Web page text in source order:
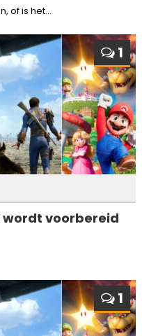
of is het...
1
wordt voorbereid
1